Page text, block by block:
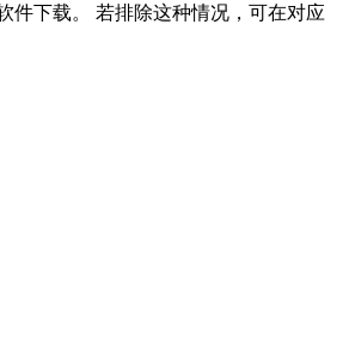
件下载。 若排除这种情况，可在对应